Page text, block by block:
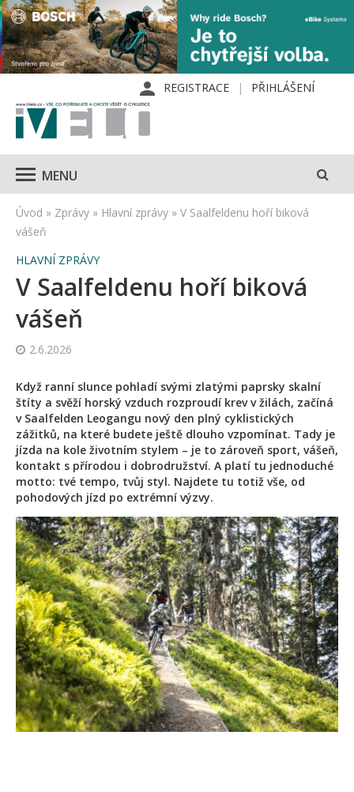
REGISTRACE PŘIHLÁŠENÍ
MENU
Úvod » Zprávy » Hlavní zprávy » V Saalfeldenu hoří biková
vášeň
HLAVNÍ ZPRÁVY
V Saalfeldenu hoří biková
vášeň
2.6.2026
Když ranní slunce pohladí svými zlatými paprsky skalní
štíty a svěží horský vzduch rozproudí krev v žilách, začíná
v Saalfelden Leogangu nový den plný cyklistických
zážitků, na které budete ještě dlouho vzpomínat. Tady je
jízda na kole životním stylem – je to zároveň sport, vášeň,
kontakt s přírodou i dobrodružství. A platí tu jednoduché
motto: tvé tempo, tvůj styl. Najdete tu totiž vše, od
pohodových jízd po extrémní výzvy.